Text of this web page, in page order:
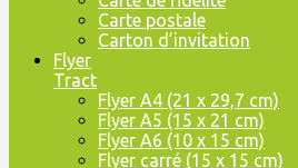
Carte postale
Carton d’invitation
Flyer
Tract
Flyer A4 (21 x 29,7 cm)
Flyer A5 (15 x 21 cm)
Flyer A6 (10 x 15 cm)
Flyer carré (15 x 15 cm)